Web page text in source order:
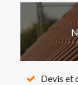
Devis et